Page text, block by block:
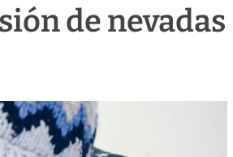
de nevadas